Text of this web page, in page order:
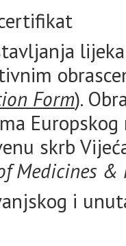
Form).
skrb
Medicines &
i